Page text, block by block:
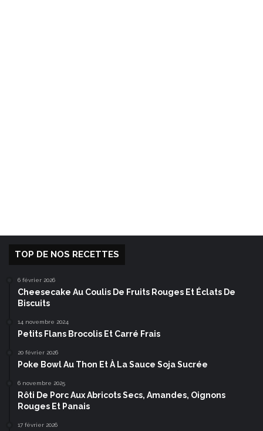
TOP DE NOS RECETTES
6 février 2026
Cheesecake Au Coulis De Fruits Rouges Et Éclats De
Biscuits
14 novembre 2024
Petits Flans Brocolis Et Carré Frais
20 février 2026
Poke Bowl Au Thon Et À La Sauce Soja Sucrée
6 novembre 2025
Rôti De Porc Aux Abricots Secs, Amandes, Oignons
Rouges Et Panais
17 février 2026